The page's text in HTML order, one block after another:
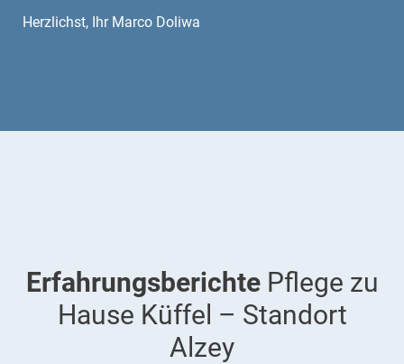
Herzlichst, Ihr Marco Doliwa
ErfahrungsberichtePflege zu
Hause Küffel – Standort
Alzey